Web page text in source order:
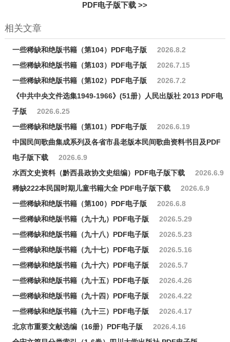
PDF电子版下载 >>
相关文章
一些稀缺和绝版书籍（第104）PDF电子版
2026.8.2
一些稀缺和绝版书籍（第103）PDF电子版
2026.7.15
一些稀缺和绝版书籍（第102）PDF电子版
2026.7.2
《中共中央文件选集1949-1966》(51册）人民出版社 2013 PDF电
子版
2026.6.25
一些稀缺和绝版书籍（第101）PDF电子版
2026.6.19
中国民间歌曲集成系列及各省市县老版本民间歌曲资料书目及PDF
电子版下载
2026.6.9
水西文史资料（黔西县政协文史组编）PDF电子版下载
2026.6.9
稀缺222本民国时期儿童书籍大全 PDF电子版下载
2026.6.9
一些稀缺和绝版书籍（第100）PDF电子版
2026.6.8
一些稀缺和绝版书籍（九十九）PDF电子版
2026.5.29
一些稀缺和绝版书籍（九十八）PDF电子版
2026.5.23
一些稀缺和绝版书籍（九十七）PDF电子版
2026.5.16
一些稀缺和绝版书籍（九十六）PDF电子版
2026.5.7
一些稀缺和绝版书籍（九十五）PDF电子版
2026.4.26
一些稀缺和绝版书籍（九十四）PDF电子版
2026.4.22
一些稀缺和绝版书籍（九十三）PDF电子版
2026.4.17
北京市重要文献选编（16册）PDF电子版
2026.4.16